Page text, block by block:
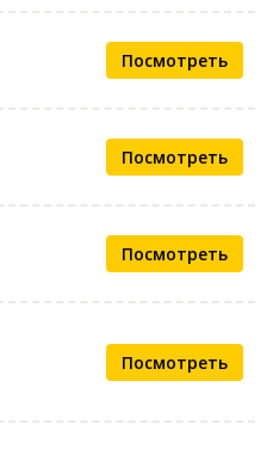
Посмотреть
Посмотреть
Посмотреть
Посмотреть